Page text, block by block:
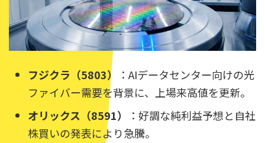
フジクラ（5803）
：AIデータセンター向けの光
ファイバー需要を背景に、上場来高値を更新。
オリックス（8591）
：好調な純利益予想と自社
株買いの発表により急騰。